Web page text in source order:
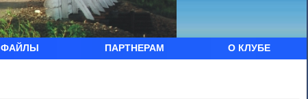
ФАЙЛЫ ПАРТНЕРАМ О КЛУБЕ